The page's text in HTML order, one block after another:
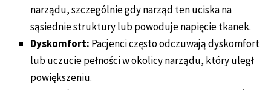
narządu, szczególnie gdy narząd ten uciska na
sąsiednie struktury lub powoduje napięcie tkanek.
Dyskomfort: Pacjenci często odczuwają dyskomfort
lub uczucie pełności w okolicy narządu, który uległ
powiększeniu.